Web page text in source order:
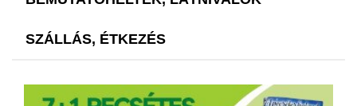
SZÁLLÁS, ÉTKEZÉS